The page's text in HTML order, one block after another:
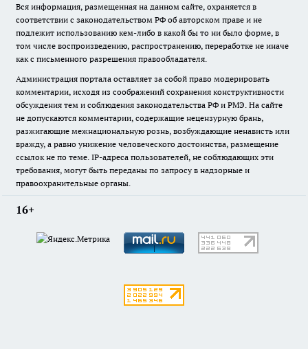
Вся информация, размещенная на данном сайте, охраняется в
соответствии с законодательством РФ об авторском праве и не
подлежит использованию кем-либо в какой бы то ни было форме, в
том числе воспроизведению, распространению, переработке не иначе
как с письменного разрешения правообладателя.
Администрация портала оставляет за собой право модерировать
комментарии, исходя из соображений сохранения конструктивности
обсуждения тем и соблюдения законодательства РФ и РМЭ. На сайте
не допускаются комментарии, содержащие нецензурную брань,
разжигающие межнациональную рознь, возбуждающие ненависть или
вражду, а равно унижение человеческого достоинства, размещение
ссылок не по теме. IP-адреса пользователей, не соблюдающих эти
требования, могут быть переданы по запросу в надзорные и
правоохранительные органы.
16+